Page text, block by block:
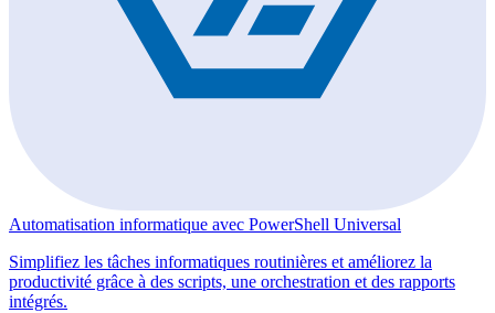
Automatisation informatique avec PowerShell Universal
Simplifiez les tâches informatiques routinières et améliorez la
productivité grâce à des scripts, une orchestration et des rapports
intégrés.